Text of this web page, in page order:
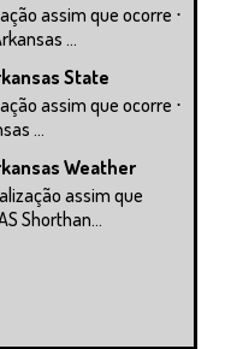
assim que ocorre ⋅
...
State
assim que ocorre ⋅
...
Weather
assim que
Shorthan...